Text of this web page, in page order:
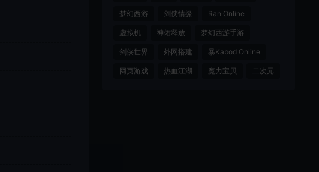
梦幻西游 剑侠情缘 Ran Online
虚拟机 神佑释放 梦幻西游手游
剑侠世界 外网搭建 暴Kabod Online
网页游戏 热血江湖 魔力宝贝 二次元